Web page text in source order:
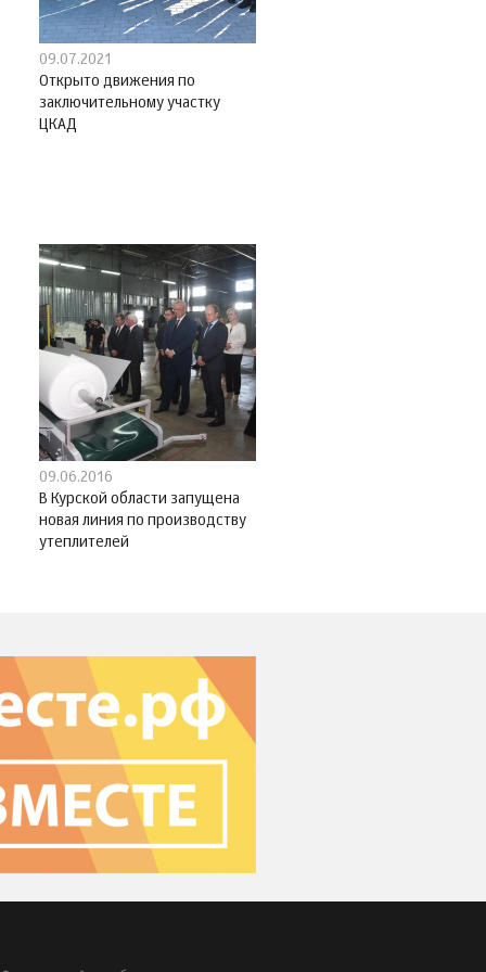
09.07.2021
Открыто движения по
заключительному участку
ЦКАД
09.06.2016
В Курской области запущена
новая линия по производству
утеплителей